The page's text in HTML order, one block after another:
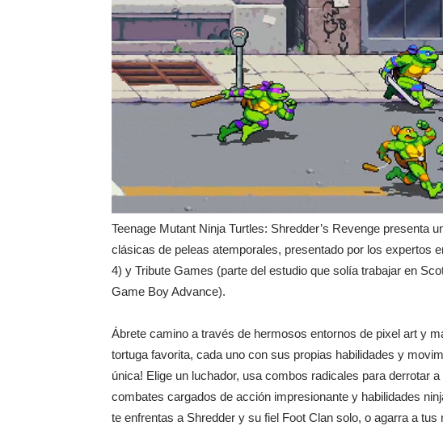
Teenage Mutant Ninja Turtles: Shredder’s Revenge presenta
clásicas de peleas atemporales, presentado por los expertos
4) y Tribute Games (parte del estudio que solía trabajar en
Game Boy Advance).
Ábrete camino a través de hermosos entornos de pixel art y
tortuga favorita, cada uno con sus propias habilidades y
única! Elige un luchador, usa combos radicales para derrotar
combates cargados de acción impresionante y habilidades
te enfrentas a Shredder y su fiel Foot Clan solo, o agarra a